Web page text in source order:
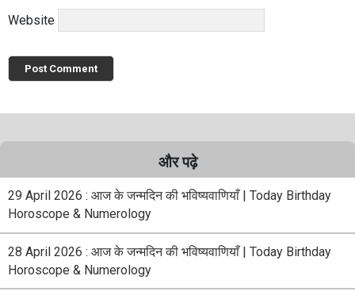
Website
और पढ़े
29 April 2026 : आज के जन्मदिन की भविष्यवाणियाँ | Today Birthday
Horoscope & Numerology
28 April 2026 : आज के जन्मदिन की भविष्यवाणियाँ | Today Birthday
Horoscope & Numerology